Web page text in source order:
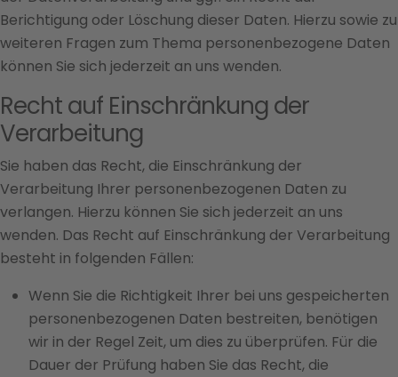
Berichtigung oder Löschung dieser Daten. Hierzu sowie zu
weiteren Fragen zum Thema personenbezogene Daten
können Sie sich jederzeit an uns wenden.
Recht auf Einschränkung der
Verarbeitung
Sie haben das Recht, die Einschränkung der
Verarbeitung Ihrer personenbezogenen Daten zu
verlangen. Hierzu können Sie sich jederzeit an uns
wenden. Das Recht auf Einschränkung der Verarbeitung
besteht in folgenden Fällen:
Wenn Sie die Richtigkeit Ihrer bei uns gespeicherten
personenbezogenen Daten bestreiten, benötigen
wir in der Regel Zeit, um dies zu überprüfen. Für die
Dauer der Prüfung haben Sie das Recht, die